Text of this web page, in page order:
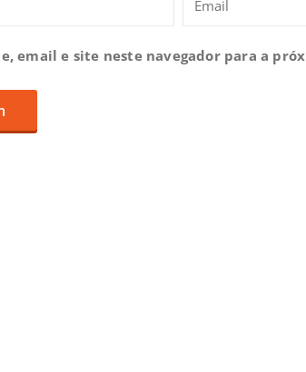
email e site neste navegador para a